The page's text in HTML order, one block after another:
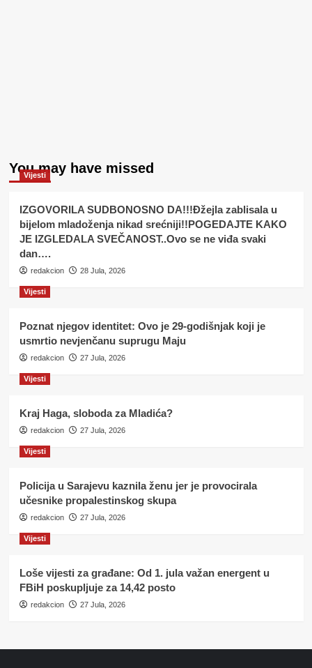
You may have missed
Vijesti
IZGOVORILA SUDBONOSNO DA!!!Đžejla zablisala u
bijelom mladoženja nikad srećniji!!POGEDAJTE KAKO
JE IZGLEDALA SVEČANOST..Ovo se ne viđa svaki
dan….
redakcion 28 Jula, 2026
Vijesti
Poznat njegov identitet: Ovo je 29-godišnjak koji je
usmrtio nevjenčanu suprugu Maju
redakcion 27 Jula, 2026
Vijesti
Kraj Haga, sloboda za Mladića?
redakcion 27 Jula, 2026
Vijesti
Policija u Sarajevu kaznila ženu jer je provocirala
učesnike propalestinskog skupa
redakcion 27 Jula, 2026
Vijesti
Loše vijesti za građane: Od 1. jula važan energent u
FBiH poskupljuje za 14,42 posto
redakcion 27 Jula, 2026